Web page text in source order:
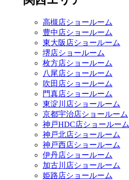
高槻店ショールーム
豊中店ショールーム
東大阪店ショールーム
堺店ショールーム
枚方店ショールーム
八尾店ショールーム
吹田店ショールーム
門真店ショールーム
東淀川店ショールーム
京都宇治店ショールーム
神戸HDC店ショールーム
神戸北店ショールーム
神戸西店ショールーム
伊丹店ショールーム
加古川店ショールーム
姫路店ショールーム